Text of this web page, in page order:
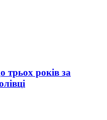
трьох років за